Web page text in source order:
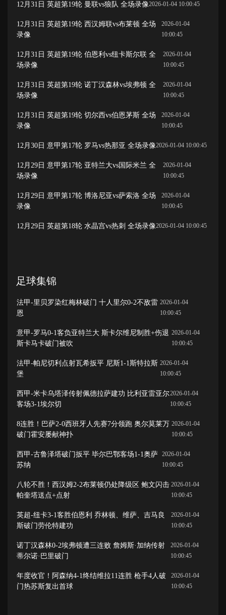
12月31日 英超第19轮 曼联vs狼队 全场录像2026-01-04 10:00:45
12月31日 英超第19轮 西汉姆联vs布莱顿 全场
录像
2026-01-04
10:00:45
12月31日 英超第19轮 伯恩利vs纽卡斯尔联 全
场录像
2026-01-04
10:00:45
12月31日 英超第19轮 诺丁汉森林vs埃弗顿 全
场录像
2026-01-04
10:00:45
12月31日 英超第19轮 切尔西vs伯恩茅斯 全场
录像
2026-01-04
10:00:45
12月30日 意甲第17轮 罗马vs热那亚 全场录像2026-01-04 10:00:45
12月29日 意甲第17轮 亚特兰大vs国际米兰 全
场录像
2026-01-04
10:00:45
12月29日 意甲第17轮 博洛尼亚vs萨索洛 全场
录像
2026-01-04
10:00:45
12月29日 英超第18轮 水晶宫vs热刺 全场录像2026-01-04 10:00:45
足球集锦
法甲-里贝罗染红梅林破门 十人里尔0-2不敌雷
恩
2026-01-04
10:00:45
意甲-罗马0-1客负亚特兰大 斯卡尔维尼制胜+伤退
斯卡马卡破门被吹
2026-01-04
10:00:45
法甲-帕尼切利点射瓦希扳平 尼斯1-1斯特拉斯
堡
2026-01-04
10:00:45
西甲-米卡乌塔泽传射佩德拉萨建功 比利亚雷亚尔
客场3-1埃尔切
2026-01-04
10:00:45
8连胜！巴萨2-0西班牙人先赛7分领跑 奥尔莫莱万
破门霍安屡献神扑
2026-01-04
10:00:45
西甲-古鲁泽塔破门扳平 毕尔巴鄂客场1-1奥萨
苏纳
2026-01-04
10:00:45
八轮不胜！西汉姆2-2布莱顿仍处降级区 鲍文闪击
帕奎塔送点+点射
2026-01-04
10:00:45
英超-纽卡3-1客胜伯恩利 乔林顿、维萨、吉马良
斯破门劳伦特建功
2026-01-04
10:00:45
诺丁汉森林0-2埃弗顿遭三连败 詹姆斯·加纳传射
蒂尔诺·巴里破门
2026-01-04
10:00:45
年度收官！阿森纳4-1终结维拉11连胜 枪手4人破
门热苏斯复出首球
2026-01-04
10:00:45